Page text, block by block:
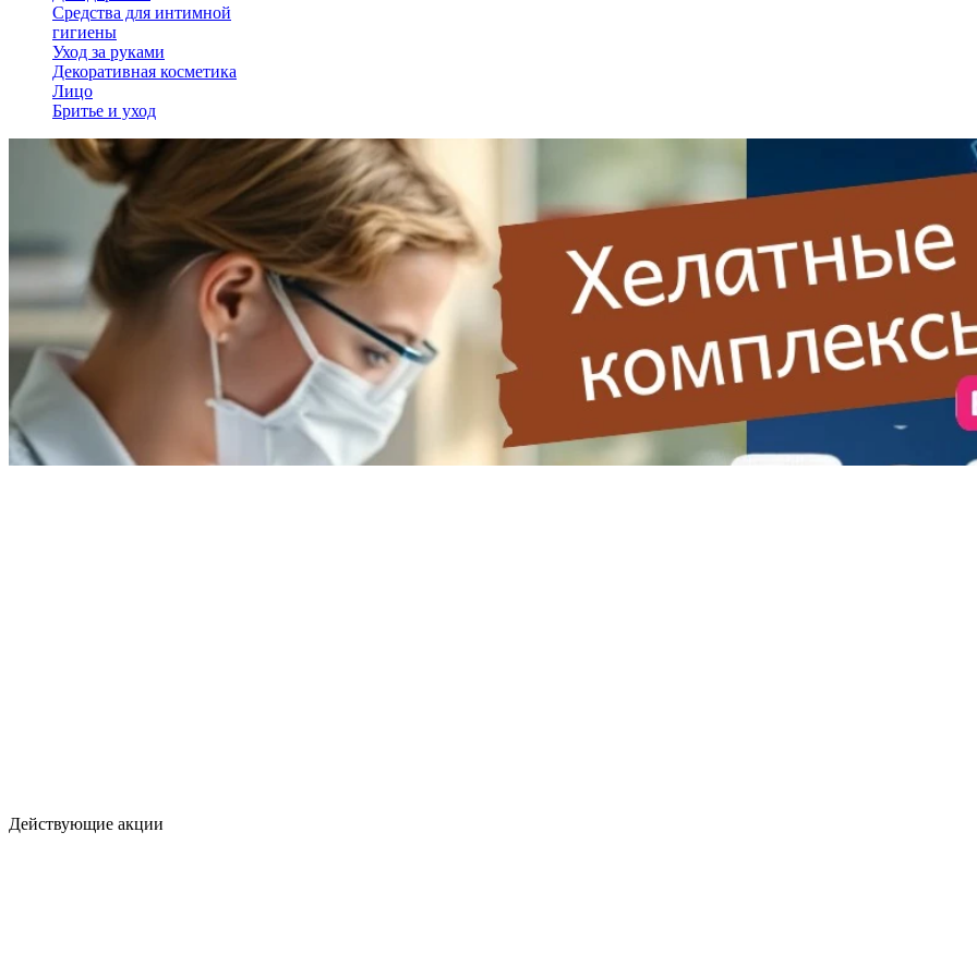
Средства для интимной
гигиены
Уход за руками
Декоративная косметика
Лицо
Бритье и уход
Действующие акции